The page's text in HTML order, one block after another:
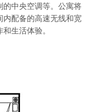
中央空调等。公寓将
配备的高速无线和宽
生活体验。